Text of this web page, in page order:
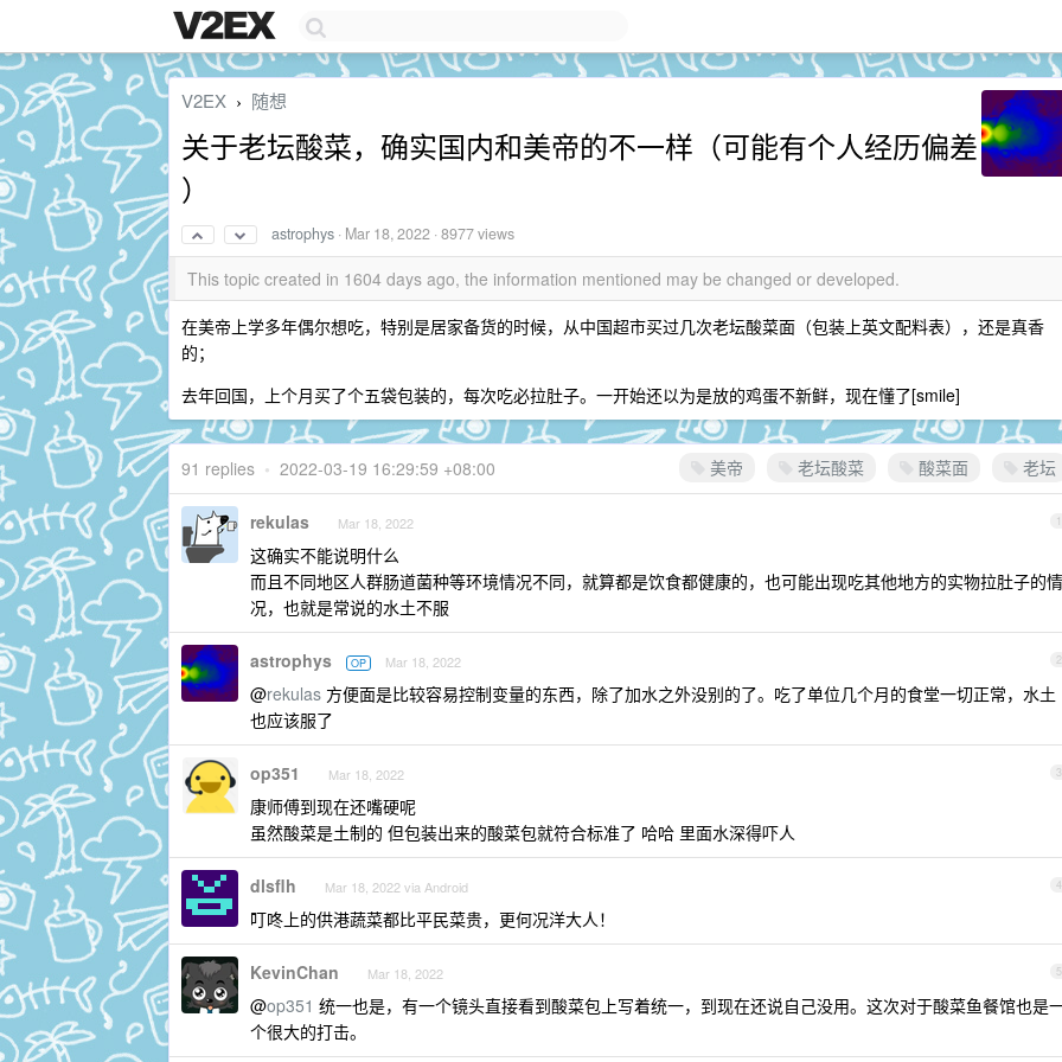
V2EX › 随想
关于老坛酸菜，确实国内和美帝的不一样（可能有个人经历偏差
）
astrophys · Mar 18, 2022 · 8977 views
This topic created in 1604 days ago, the information mentioned may be changed or developed.
在美帝上学多年偶尔想吃，特别是居家备货的时候，从中国超市买过几次老坛酸菜面（包装上英文配料表），还是真香
的；
去年回国，上个月买了个五袋包装的，每次吃必拉肚子。一开始还以为是放的鸡蛋不新鲜，现在懂了[smile]
美帝 老坛酸菜 酸菜面 老坛
91 replies • 2022-03-19 16:29:59 +08:00
1
rekulas Mar 18, 2022
这确实不能说明什么
而且不同地区人群肠道菌种等环境情况不同，就算都是饮食都健康的，也可能出现吃其他地方的实物拉肚子的情
况，也就是常说的水土不服
2
astrophys OP Mar 18, 2022
@rekulas 方便面是比较容易控制变量的东西，除了加水之外没别的了。吃了单位几个月的食堂一切正常，水土
也应该服了
3
op351 Mar 18, 2022
康师傅到现在还嘴硬呢
虽然酸菜是土制的 但包装出来的酸菜包就符合标准了 哈哈 里面水深得吓人
4
dlsflh Mar 18, 2022 via Android
叮咚上的供港蔬菜都比平民菜贵，更何况洋大人！
5
KevinChan Mar 18, 2022
@op351 统一也是，有一个镜头直接看到酸菜包上写着统一，到现在还说自己没用。这次对于酸菜鱼餐馆也是
个很大的打击。